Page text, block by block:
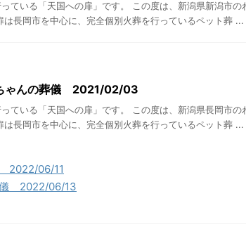
ている「天国への扉」です。 この度は、新潟県新潟市
は長岡市を中心に、完全個別火葬を行っているペット葬 ...
ゃんの葬儀 2021/02/03
ている「天国への扉」です。 この度は、新潟県長岡市
は長岡市を中心に、完全個別火葬を行っているペット葬 ...
2022/06/11
儀 2022/06/13